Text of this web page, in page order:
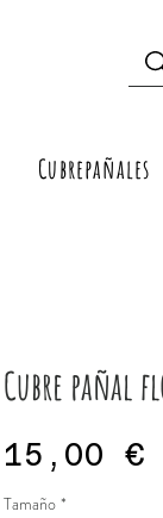
Cubrepañales
Cubre pañal
15,00 €
Tamaño *